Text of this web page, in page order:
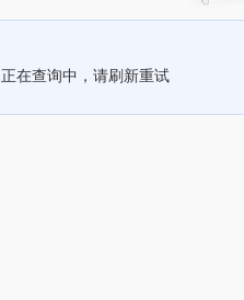
正在查询中，请刷新重试